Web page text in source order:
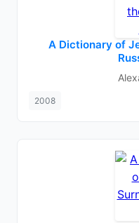
A Dictionary of
2008